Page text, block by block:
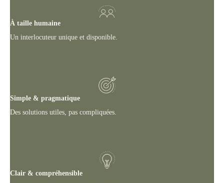
À taille humaine
Un interlocuteur unique et disponible.
Simple & pragmatique
Des solutions utiles, pas compliquées.
Clair & compréhensible